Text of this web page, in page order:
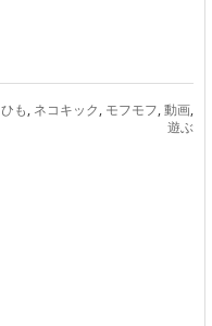
ひも, ネコキック, モフモフ,動画,
遊ぶ